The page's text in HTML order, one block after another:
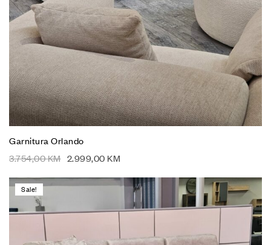
Garnitura Orlando
3.754,00KM 2.999,00 KM
Sale!